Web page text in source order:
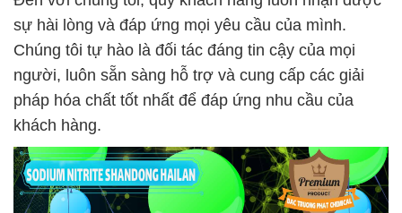
sự hài lòng và đáp ứng mọi yêu cầu của mình.
Chúng tôi tự hào là đối tác đáng tin cậy của mọi
người, luôn sẵn sàng hỗ trợ và cung cấp các giải
pháp hóa chất tốt nhất để đáp ứng nhu cầu của
khách hàng.